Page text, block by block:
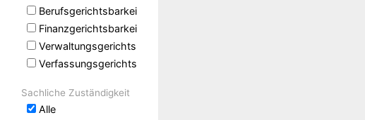
Berufsgerichtsbarkeit
Finanzgerichtsbarkeit
Verwaltungsgerichtsbarkeit
Verfassungsgerichtsbarkeit
Sachliche Zuständigkeit
Alle